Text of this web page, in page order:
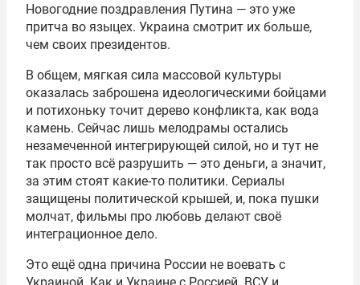
Новогодние поздравления Путина — это уже
притча во языцех. Украина смотрит их больше,
чем своих президентов.
В общем, мягкая сила массовой культуры
оказалась заброшена идеологическими бойцами
и потихоньку точит дерево конфликта, как вода
камень. Сейчас лишь мелодрамы остались
незамеченной интегрирующей силой, но и тут не
так просто всё разрушить — это деньги, а значит,
за этим стоят какие-то политики. Сериалы
защищены политической крышей, и, пока пушки
молчат, фильмы про любовь делают своё
интеграционное дело.
Это ещё одна причина России не воевать с
Украиной. Как и Украине с Россией. ВСУ и